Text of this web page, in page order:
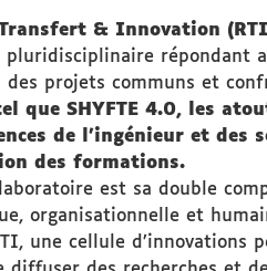
Transfert & Innovation
pluridisciplinaire répondant
des projets communs et
que SHYFTE 4.0, les
de l’ingénieur et des
des formations.
est sa double
organisationnelle et
une cellule